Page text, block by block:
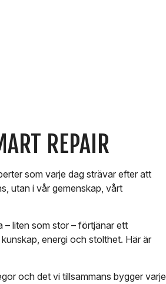
REPAIR
som varje dag strävar efter att
utan i vår gemenskap, vårt
liten som stor – förtjänar ett
energi och stolthet. Här är
och det vi tillsammans bygger varje